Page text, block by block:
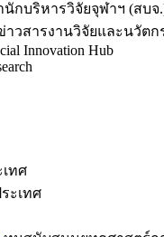
นักบริหารวิจัยจุฬาฯ (สบจ
าวสารงานวิจัยและนวัตก
Innovation Hub
ทศ
ะเทศ